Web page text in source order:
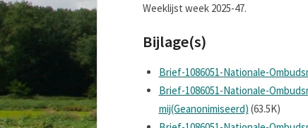
Weeklijst week 2025-47.
Bijlage(s)
Brief-1086051-Nationale-
Brief-1086051-Nationale-
mij(Geanonimiseerd) (63.5K)